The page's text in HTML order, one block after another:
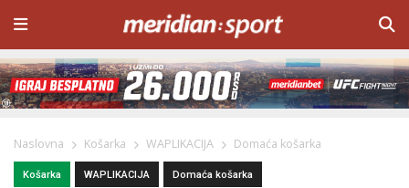
Naslovna Košarka WAPLIKACIJA Domaća košarka
Košarka WAPLIKACIJA Domaća košarka